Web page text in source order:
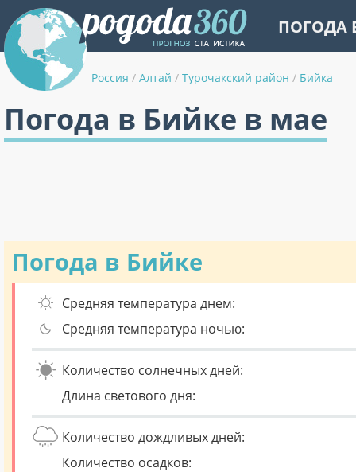
ПОГОДА
Россия / Алтай / Турочакский район / Бийка
Погода в Бийке в мае
Погода в Бийке
Средняя температура днем:
Средняя температура ночью:
Количество солнечных дней:
Длина светового дня:
Количество дождливых дней:
Количество осадков: